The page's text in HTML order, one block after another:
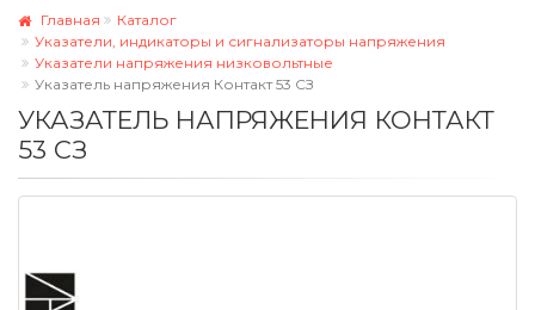
Главная
Каталог
Указатели, индикаторы и сигнализаторы напряжения
Указатели напряжения низковольтные
Указатель напряжения Контакт 53 СЗ
УКАЗАТЕЛЬ НАПРЯЖЕНИЯ КОНТАКТ
53 СЗ